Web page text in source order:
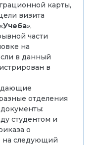
карты,
визита
Учеба»,
части
на
в данный
в
отделения
студентом и
о
на следующий